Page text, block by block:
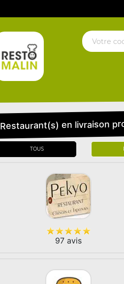
Restaurant(s) en livraison
TOUS
97 avis